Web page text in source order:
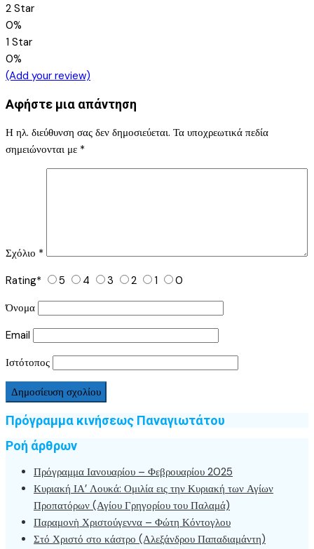
2 Star
0%
1 Star
0%
(Add your review)
Αφήστε μια απάντηση
Η ηλ. διεύθυνση σας δεν δημοσιεύεται. Τα υποχρεωτικά πεδία
σημειώνονται με *
Σχόλιο *
Rating* 5 4 3 2 1
0
Όνομα
Email
Ιστότοπος
Πρόγραμμα κινήσεως Παναγιωτάτου
Ροή άρθρων
Πρόγραμμα Ιανουαρίου – Φεβρουαρίου 2025
Κυριακή ΙΑ’ Λουκά: Ομιλία εις την Κυριακή των Αγίων
Προπατόρων (Αγίου Γρηγορίου του Παλαμά)
Παραμονὴ Χριστούγεννα – Φώτη Κόντογλου
Στό Χριστό στο κάστρο (Αλεξάνδρου Παπαδιαμάντη)